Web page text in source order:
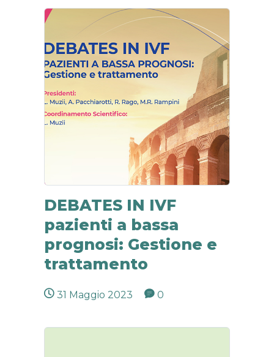
DEBATES IN IVF
pazienti a bassa
prognosi: Gestione e
trattamento
31 Maggio 2023 0